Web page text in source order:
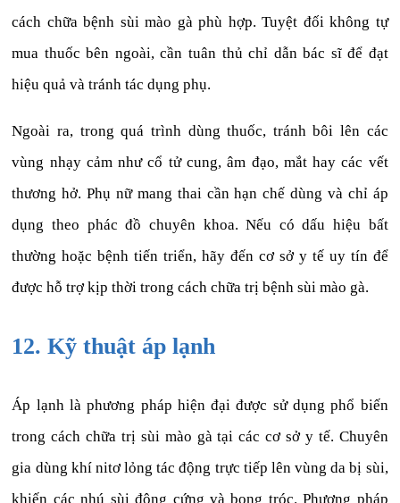
cách chữa bệnh sùi mào gà phù hợp. Tuyệt đối không tự
mua thuốc bên ngoài, cần tuân thủ chỉ dẫn bác sĩ để đạt
hiệu quả và tránh tác dụng phụ.
Ngoài ra, trong quá trình dùng thuốc, tránh bôi lên các
vùng nhạy cảm như cổ tử cung, âm đạo, mắt hay các vết
thương hở. Phụ nữ mang thai cần hạn chế dùng và chỉ áp
dụng theo phác đồ chuyên khoa. Nếu có dấu hiệu bất
thường hoặc bệnh tiến triển, hãy đến cơ sở y tế uy tín để
được hỗ trợ kịp thời trong cách chữa trị bệnh sùi mào gà.
12. Kỹ thuật áp lạnh
Áp lạnh là phương pháp hiện đại được sử dụng phổ biến
trong cách chữa trị sùi mào gà tại các cơ sở y tế. Chuyên
gia dùng khí nitơ lỏng tác động trực tiếp lên vùng da bị sùi,
khiến các nhú sùi đông cứng và bong tróc. Phương pháp